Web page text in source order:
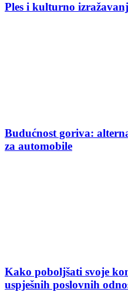
Ples i kulturno
Budućnost goriva:
za automobile
Kako poboljšati svoje
uspješnih poslovnih